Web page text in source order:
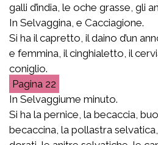
galli d’india, le oche grasse, gli
In Selvaggina, e Cacciagione.
Si ha il capretto, il daino d’un
e femmina, il cinghialetto, il
coniglio.
22
In Selvaggiume minuto.
Si ha la pernice, la becaccia,
becaccina, la pollastra